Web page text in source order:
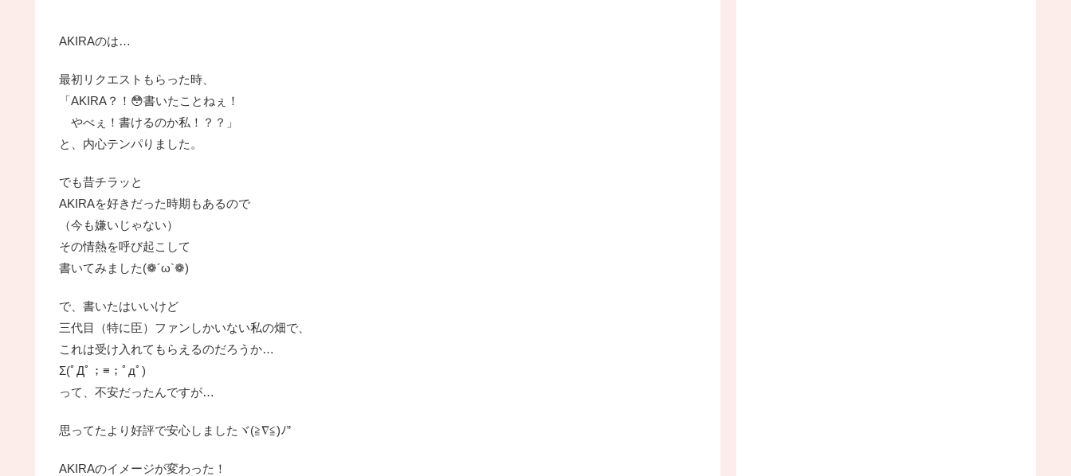
AKIRAのは…
最初リクエストもらった時、
「AKIRA？！😳書いたことねぇ！
やべぇ！書けるのか私！？？」
と、内心テンパりました。
でも昔チラッと
AKIRAを好きだった時期もあるので
（今も嫌いじゃない）
その情熱を呼び起こして
書いてみました(❁´ω`❁)
で、書いたはいいけど
三代目（特に臣）ファンしかいない私の畑で、
これは受け入れてもらえるのだろうか…
Σ(ﾟДﾟ；≡；ﾟдﾟ)
って、不安だったんですが…
思ってたより好評で安心しましたヾ(≧∇≦)ﾉ”
AKIRAのイメージが変わった！